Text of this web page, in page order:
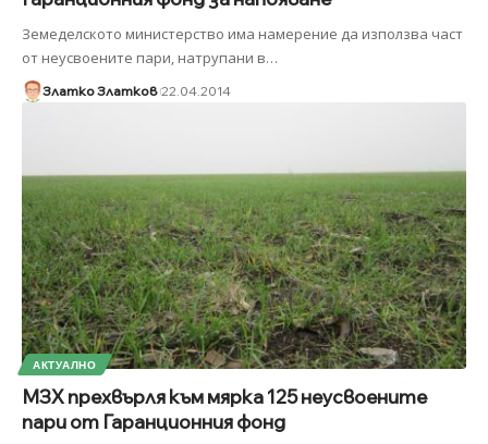
Земеделското министерство има намерение да използва част
от неусвоените пари, натрупани в…
Златко Златков 22.04.2014
АКТУАЛНО
МЗХ прехвърля към мярка 125 неусвоените
пари от Гаранционния фонд